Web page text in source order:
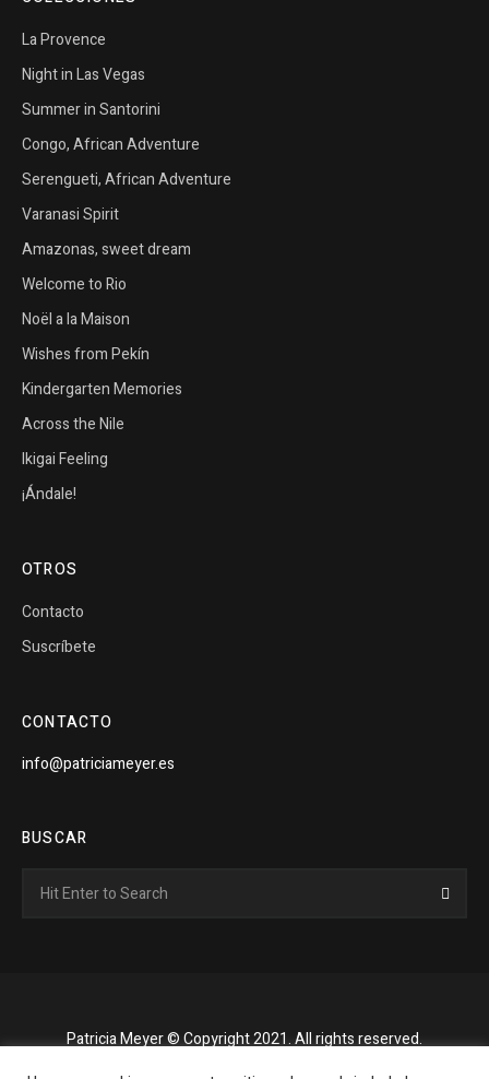
La Provence
Night in Las Vegas
Summer in Santorini
Congo, African Adventure
Serengueti, African Adventure
Varanasi Spirit
Amazonas, sweet dream
Welcome to Rio
Noël a la Maison
Wishes from Pekín
Kindergarten Memories
Across the Nile
Ikigai Feeling
¡Ándale!
OTROS
Contacto
Suscríbete
CONTACTO
info@patriciameyer.es
BUSCAR
for:
Patricia Meyer © Copyright 2021. All rights reserved.